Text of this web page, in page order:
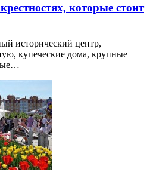
которые стоит
исторический центр,
купеческие дома, крупные